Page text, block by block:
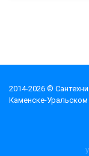
2014-2026 ©
Каменске-